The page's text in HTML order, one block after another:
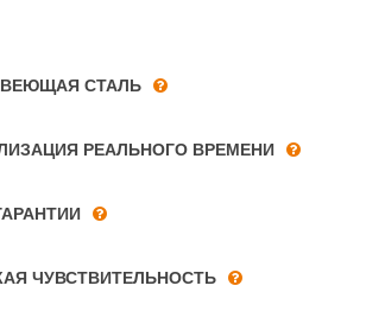
СТАЛЬ
РЕАЛЬНОГО ВРЕМЕНИ
ЧУВСТВИТЕЛЬНОСТЬ